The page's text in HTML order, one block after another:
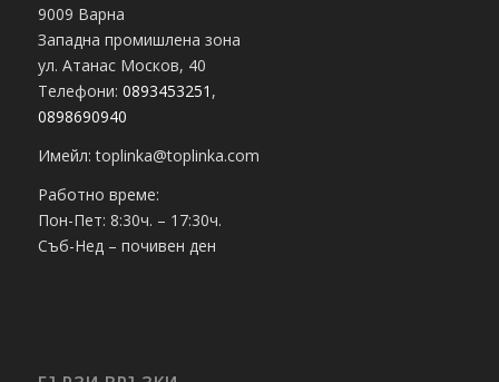
9009 Варна
Западна промишлена зона
ул. Атанас Москов, 40
Телефони: 0893453251 ,
0898690940
Имейл: toplinka@toplinka.com
Работно време:
Пон-Пет: 8:30ч. – 17:30ч.
Съб-Нед – почивен ден